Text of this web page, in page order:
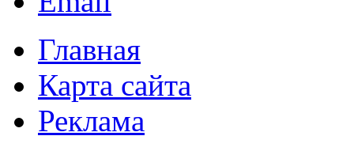
Главная
Карта сайта
Реклама